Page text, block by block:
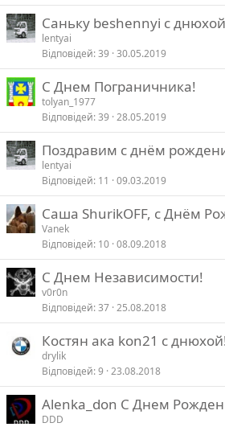
Саньку beshennyi с днюхой
lentyai
Відповідей 39 30.05.2019
С Днем Пограничника!
tolyan_1977
Відповідей 39 28.05.2019
Поздравим с днём
lentyai
Відповідей 11 09.03.2019
Саша ShurikOFF, с Днём
Vanek
Відповідей 10 08.09.2018
С Днем Независимости!
v0r0n
Відповідей 37 25.08.2018
Костян ака kon21 с
drylik
Відповідей 9 23.08.2018
Alenka_don С Днем
DDD